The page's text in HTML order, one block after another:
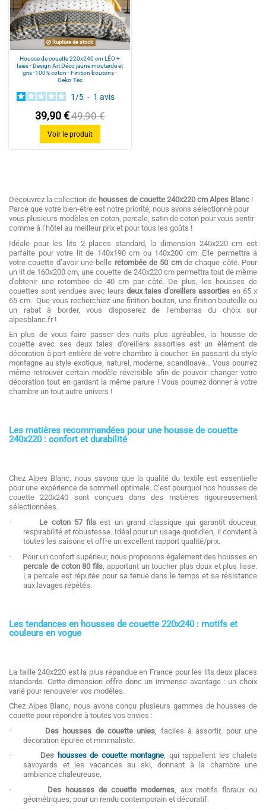
Rupture de stock
Housse de couette 220x240 cm LÉO +
taies - Design Art Déco jaune moutarde et
gris -100% coton - Finition boutons -
Oeko-Tex
1/5 - 1 avis
39,90 €49,90 €
Voir le produit
Découvrez la collection de housses de couette 240x220 cm Alpes Blanc !
Parce que votre bien-être est notre priorité, nous avons sélectionné pour
vous plusieurs modèles en coton, percale, satin de coton pour vous sentir
comme à l’hôtel au meilleur prix et pour tous les goûts !
Idéale pour les lits 2 places standard, la dimension 240x220 cm est
parfaite pour votre lit de 140x190 cm ou 140x200 cm. Elle permettra à
votre couette d’avoir une belle retombée de 50 cmde chaque côté. Pour
un lit de 160x200 cm, une couette de 240x220 cm permettra tout de même
d’obtenir une retombée de 40 cm par côté. De plus, les housses de
couettes sont vendues avec leurs deux taies d’oreillers assorties en 65 x
65 cm. Que vous recherchiez une finition bouton, une finition bouteille ou
un rabat à border, vous disposerez de l’embarras du choix sur
alpesblanc.fr !
En plus de vous faire passer des nuits plus agréables, la housse de
couette avec ses deux taies d’oreillers assorties est un élément de
décoration à part entière de votre chambre à coucher. En passant du style
montagne au style exotique, naturel, moderne, scandinave… Vous pourrez
même retrouver certain modèle réversible afin de pouvoir changer votre
décoration tout en gardant la même parure ! Vous pourrez donner à votre
chambre un tout autre univers !
Les matières recommandées pour une housse de couette
240x220 : confort et durabilité
Chez Alpes Blanc, nous savons que la qualité du textile est essentielle
pour une expérience de sommeil optimale. C’est pourquoi nos housses de
couette 220x240 sont conçues dans des matières rigoureusement
sélectionnées.
·
Le coton 57 fils est un grand classique qui garantit douceur,
respirabilité et robustesse. Idéal pour un usage quotidien, il convient à
toutes les saisons et offre un excellent rapport qualité/prix.
·
Pour un confort supérieur, nous proposons également des housses en
percale de coton 80 fils , apportant un toucher plus doux et plus lisse.
La percale est réputée pour sa tenue dans le temps et sa résistance
aux lavages répétés.
Les tendances en housses de couette 220x240 : motifs et
couleurs en vogue
La taille 240x220 est la plus répandue en France pour les lits deux places
standards. Cette dimension offre donc un immense avantage : un choix
varié pour renouveler vos modèles.
Chez Alpes Blanc, nous avons conçu plusieurs gammes de housses de
couette pour répondre à toutes vos envies :
·
Des housses de couette unies , faciles à assortir, pour une
décoration épurée et minimaliste.
·
Des housses de couettemontagne, qui rappellent les chalets
savoyards et les vacances au ski, donnant à la chambre une
ambiance chaleureuse.
·
Des housses de couette modernes, aux motifs floraux ou
géométriques, pour un rendu contemporain et décoratif.